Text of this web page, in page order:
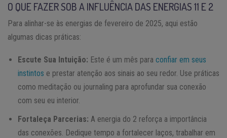
O QUE FAZER SOB A INFLUÊNCIA DAS ENERGIAS 11 E 2
Para alinhar-se às energias de fevereiro de 2025, aqui estão
algumas dicas práticas:
Escute Sua Intuição: Este é um mês para confiar em seus
instintos e prestar atenção aos sinais ao seu redor. Use práticas
como meditação ou journaling para aprofundar sua conexão
com seu eu interior.
Fortaleça Parcerias: A energia do 2 reforça a importância
das conexões. Dedique tempo a fortalecer laços, trabalhar em